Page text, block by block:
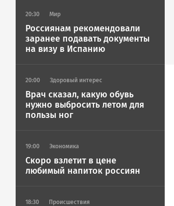
20:30 Мир
Россиянам рекомендовали
заранее подавать документы
на визу в Испанию
20:00 Здоровый интерес
Врач сказал, какую обувь
нужно выбросить летом для
пользы ног
19:00 Экономика
Скоро взлетит в цене
любимый напиток россиян
18:30 Происшествия